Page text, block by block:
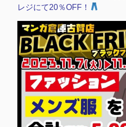
レジにて20％OFF！